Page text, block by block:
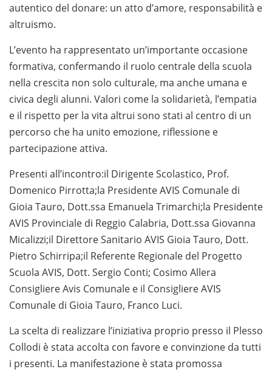
autentico del donare: un atto d’amore, responsabilità e
altruismo.
L’evento ha rappresentato un’importante occasione
formativa, confermando il ruolo centrale della scuola
nella crescita non solo culturale, ma anche umana e
civica degli alunni. Valori come la solidarietà, l’empatia
e il rispetto per la vita altrui sono stati al centro di un
percorso che ha unito emozione, riflessione e
partecipazione attiva.
Presenti all’incontro:il Dirigente Scolastico, Prof.
Domenico Pirrotta;la Presidente AVIS Comunale di
Gioia Tauro, Dott.ssa Emanuela Trimarchi;la Presidente
AVIS Provinciale di Reggio Calabria, Dott.ssa Giovanna
Micalizzi;il Direttore Sanitario AVIS Gioia Tauro, Dott.
Pietro Schirripa;il Referente Regionale del Progetto
Scuola AVIS, Dott. Sergio Conti; Cosimo Allera
Consigliere Avis Comunale e il Consigliere AVIS
Comunale di Gioia Tauro, Franco Luci.
La scelta di realizzare l’iniziativa proprio presso il Plesso
Collodi è stata accolta con favore e convinzione da tutti
i presenti. La manifestazione è stata promossa